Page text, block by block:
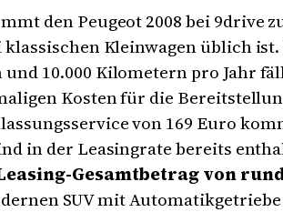
den Peugeot 2008 bei 9drive
Kleinwagen üblich
10.000 Kilometern pro Jahr
Kosten für die
von 169 Euro
in der Leasingrate bereits
Gesamtbetrag von
SUV mit